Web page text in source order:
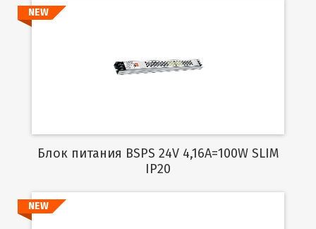
Подробнее
NEW
Блок питания BSPS 24V 4,16A=100W SLIM
IP20
NEW